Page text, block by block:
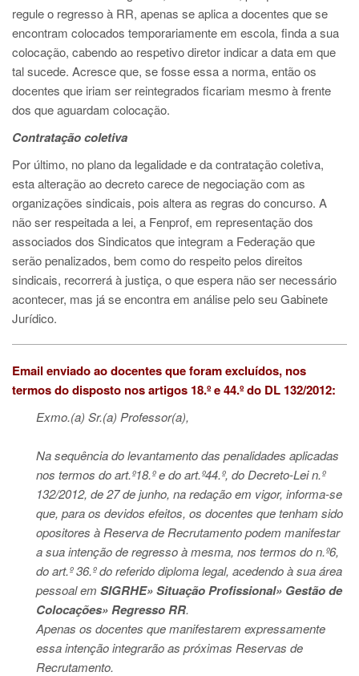
regule o regresso à RR, apenas se aplica a docentes que se
encontram colocados temporariamente em escola, finda a sua
colocação, cabendo ao respetivo diretor indicar a data em que
tal sucede. Acresce que, se fosse essa a norma, então os
docentes que iriam ser reintegrados ficariam mesmo à frente
dos que aguardam colocação.
Contratação coletiva
Por último, no plano da legalidade e da contratação coletiva,
esta alteração ao decreto carece de negociação com as
organizações sindicais, pois altera as regras do concurso. A
não ser respeitada a lei, a Fenprof, em representação dos
associados dos Sindicatos que integram a Federação que
serão penalizados, bem como do respeito pelos direitos
sindicais, recorrerá à justiça, o que espera não ser necessário
acontecer, mas já se encontra em análise pelo seu Gabinete
Jurídico.
Email enviado ao docentes que foram excluídos, nos
termos do disposto nos artigos 18.º e 44.º do DL 132/2012:
Exmo.(a) Sr.(a) Professor(a),
Na sequência do levantamento das penalidades aplicadas
nos termos do art.º18.º e do art.º44.º, do Decreto-Lei n.º
132/2012, de 27 de junho, na redação em vigor, informa-se
que, para os devidos efeitos, os docentes que tenham sido
opositores à Reserva de Recrutamento podem manifestar
a sua intenção de regresso à mesma, nos termos do n.º6,
do art.º 36.º do referido diploma legal, acedendo à sua área
pessoal em SIGRHE» Situação Profissional» Gestão de
Colocações» Regresso RR.
Apenas os docentes que manifestarem expressamente
essa intenção integrarão as próximas Reservas de
Recrutamento.